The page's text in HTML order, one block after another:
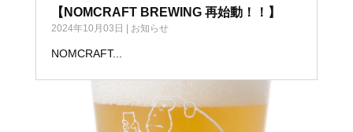
【NOMCRAFT BREWING 再始動！！】
2024年10月03日 お知らせ
NOMCRAFT...